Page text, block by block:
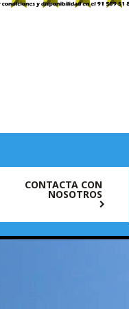
CONTACTA CON
NOSOTROS